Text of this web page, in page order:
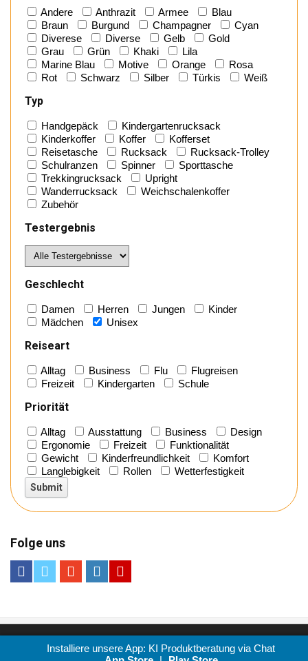
Andere Anthrazit Armee
Blau
Braun
Burgund Champagner
Cyan
Diverese
Diverse Gelb
Gold
Grau
Grün Khaki
Lila
Marine Blau
Motive Orange
Rosa
Rot
Schwarz Silber Türkis Weiß
Typ
Handgepäck
Kindergartenrucksack
Kinderkoffer
Koffer
Kofferset
Reisetasche
Rucksack
Rucksack-Trolley
Schulranzen
Spinner
Sporttasche
Trekkingrucksack
Upright
Wanderrucksack
Weichschalenkoffer
Zubehör
Testergebnis
Geschlecht
Damen Herren Jungen
Kinder
Mädchen
Unisex
Reiseart
Alltag Business Flu
Flugreisen
Freizeit
Kindergarten Schule
Priorität
Alltag Ausstattung Business
Design
Ergonomie
Freizeit
Funktionalität
Gewicht
Kinderfreundlichkeit
Komfort
Langlebigkeit
Rollen Wetterfestigkeit
Folge uns
© 2022 - Gesellschaft für Testverfahren mbH
- All rights reserved.
ImpressumundDatenschutz
Installiere unsere App: KI Produktberatung via Chat